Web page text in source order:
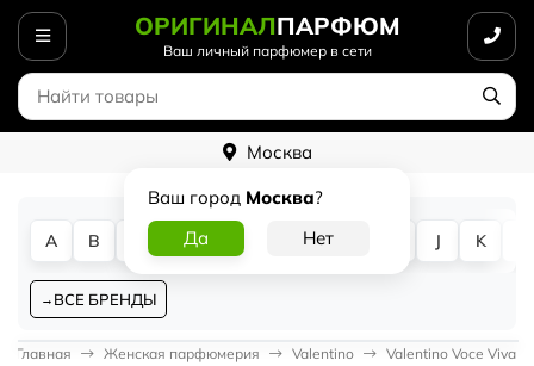
ОРИГИНАЛПАРФЮМ
Ваш личный парфюмер в сети
Москва
Ваш город Москва?
A B D G J K
ВСЕ БРЕНДЫ
Главная Женская парфюмерия Valentino Valentino Voce Viva